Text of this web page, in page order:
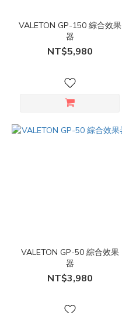
VALETON GP-150 綜合效果
器
NT$5,980
VALETON GP-50 綜合效果
器
NT$3,980